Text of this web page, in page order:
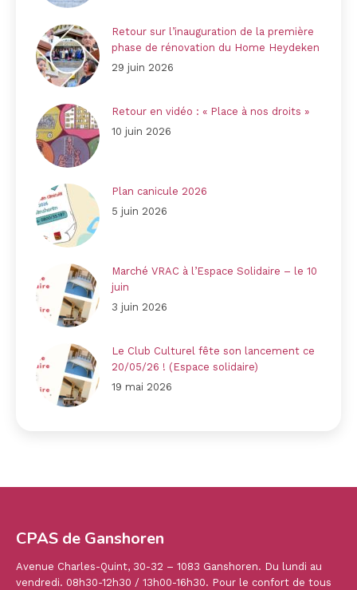
Retour sur l’inauguration de la première
phase de rénovation du Home Heydeken
29 juin 2026
Retour en vidéo : « Place à nos droits »
10 juin 2026
Plan canicule 2026
5 juin 2026
Marché VRAC à l’Espace Solidaire – le 10
juin
3 juin 2026
Le Club Culturel fête son lancement ce
20/05/26 ! (Espace solidaire)
19 mai 2026
CPAS de Ganshoren
Avenue Charles-Quint, 30-32 – 1083 Ganshoren. Du lundi au
vendredi. 08h30-12h30 / 13h00-16h30. Pour le confort de tous